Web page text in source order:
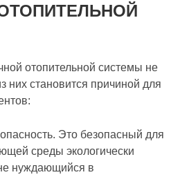
отопительной системы не
них становится причиной для
Это безопасный для
среды экологически
нуждающийся в